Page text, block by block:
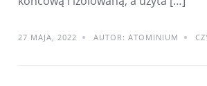
27 MAJA, 2022 AUTOR: ATOMINIUM